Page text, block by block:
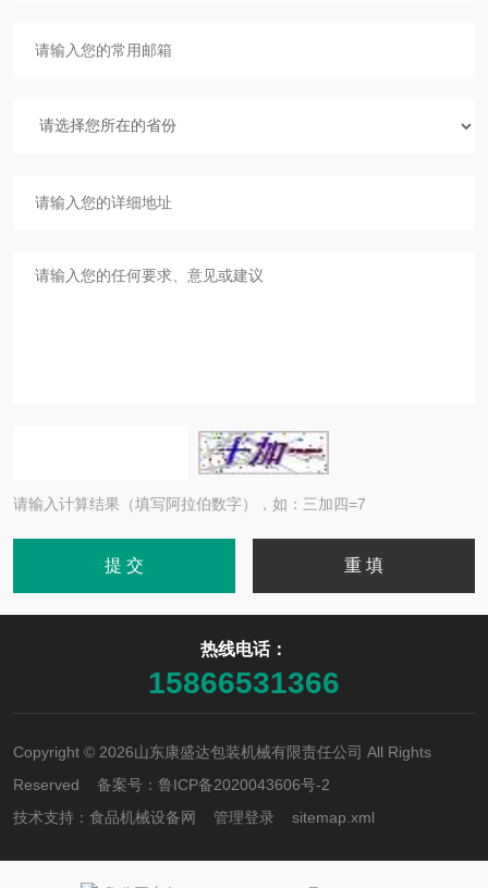
请输入计算结果（填写阿拉伯数字），如：三加四=7
热线电话：
15866531366
Copyright © 2026山东康盛达包装机械有限责任公司 All Rights
Reserved 备案号： 鲁ICP备2020043606号-2
技术支持： 食品机械设备网 管理登录 sitemap.xml